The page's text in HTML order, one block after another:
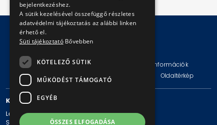
Impresszum Jogi nyilatkozat
Technikai információk
Adatvédelmi politika és tájékoztatások
Oldaltérkép
KAPCSOLAT
Levelezési cím: 1980 Budapest, Pf. 11.
Székhely: 1980 Budapest, Akácfa u. 15.
bejelentkezéshez.
A sütik kezelésével összefüggő részletes
adatvédelmi tájékoztatás az alábbi linken
érhető el.
Süti tájékoztató Bővebben
KÖTELEZŐ SÜTIK
MŰKÖDÉST TÁMOGATÓ
EGYÉB
ÖSSZES ELFOGADÁSA